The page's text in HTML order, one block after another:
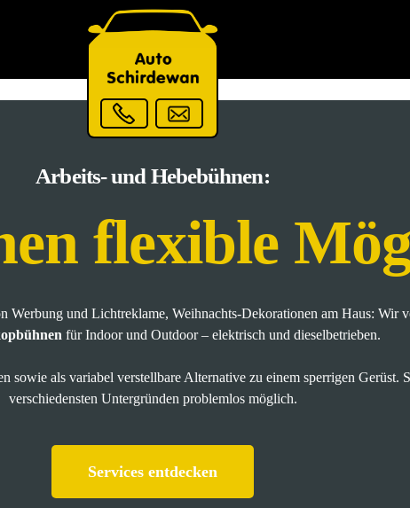
Arbeits- und Hebebühnen:
flexible
Werbung und Lichtreklame, Weihnachts-Dekorationen am Haus: Wir
für Indoor und Outdoor – elektrisch und dieselbetrieben.
sowie als variabel verstellbare Alternative zu einem sperrigen
verschiedensten Untergründen problemlos möglich.
Services entdecken